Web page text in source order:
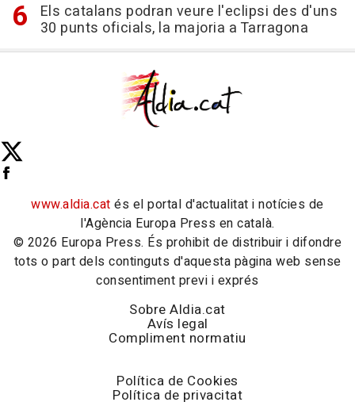
Els catalans podran veure l'eclipsi des d'uns
30 punts oficials, la majoria a Tarragona
www.aldia.cat és el portal d'actualitat i notícies de
l'Agència Europa Press en català.
© 2026 Europa Press. És prohibit de distribuir i difondre
tots o part dels continguts d'aquesta pàgina web sense
consentiment previ i exprés
Sobre Aldia.cat
Avís legal
Compliment normatiu
Política de Cookies
Política de privacitat